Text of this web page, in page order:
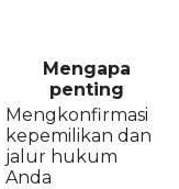
Mengapa
penting
Mengkonfirmasi
kepemilikan dan
jalur hukum
Anda